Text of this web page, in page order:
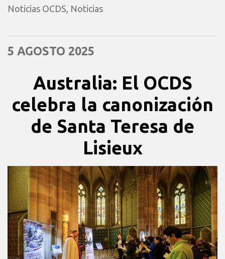
Noticias OCDS Noticias
5 AGOSTO 2025
Australia: El OCDS
celebra la canonización
de Santa Teresa de
Lisieux